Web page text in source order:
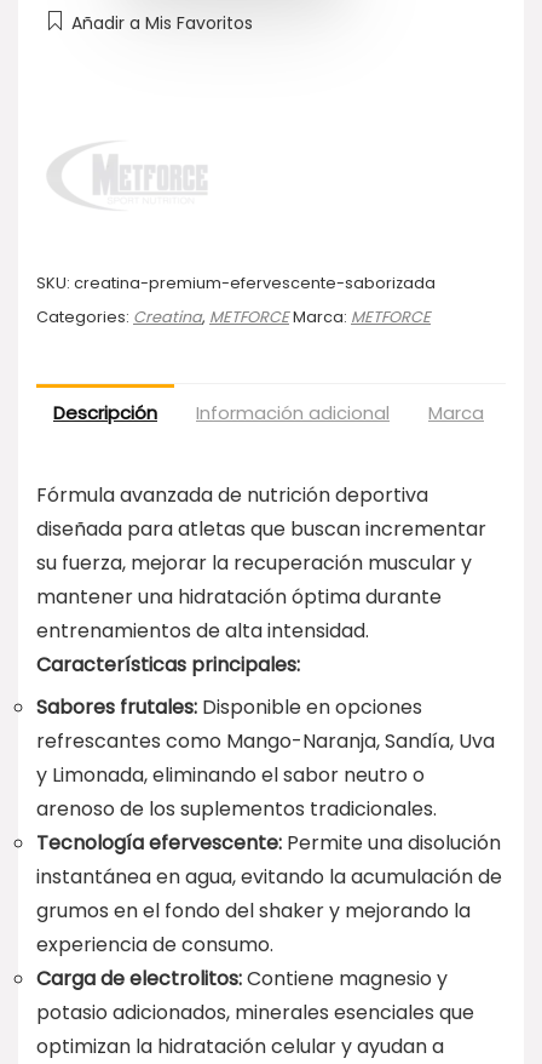
Añadir a Mis Favoritos
SKU: creatina-premium-efervescente-saborizada
Categories: Creatina, METFORCEMarca: METFORCE
Descripción Información adicional Marca
Fórmula avanzada de nutrición deportiva
diseñada para atletas que buscan incrementar
su fuerza, mejorar la recuperación muscular y
mantener una hidratación óptima durante
entrenamientos de alta intensidad.
Características principales:
Sabores frutales: Disponible en opciones
refrescantes como Mango-Naranja, Sandía, Uva
y Limonada, eliminando el sabor neutro o
arenoso de los suplementos tradicionales.
Tecnología efervescente: Permite una disolución
instantánea en agua, evitando la acumulación de
grumos en el fondo del shaker y mejorando la
experiencia de consumo.
Carga de electrolitos:Contiene magnesio y
potasio adicionados, minerales esenciales que
optimizan la hidratación celular y ayudan a